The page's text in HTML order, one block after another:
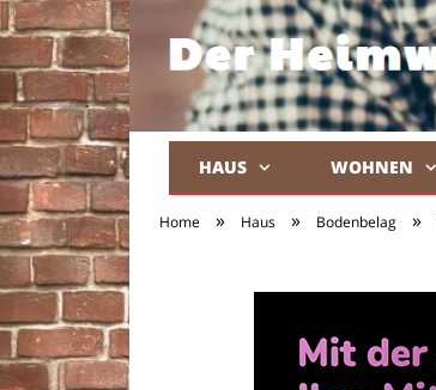
HAUS WOHNEN
Home » Haus » Bodenbelag »